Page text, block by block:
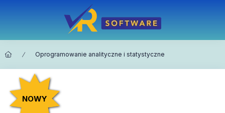
Oprogramowanie analityczne i statystyczne
NOWY